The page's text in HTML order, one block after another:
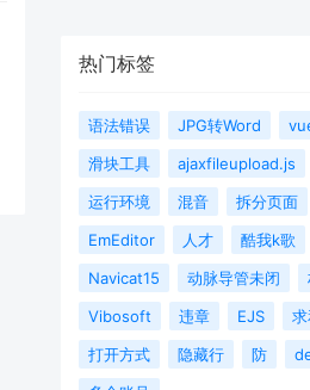
热门标签
语法错误 JPG转Word
滑块工具
ajaxfileupload.js
运行环境
混音 拆分页面
EmEditor
人才 酷我k歌
Navicat15
动脉导管未闭
Vibosoft
违章 EJS
打开方式
隐藏行 防